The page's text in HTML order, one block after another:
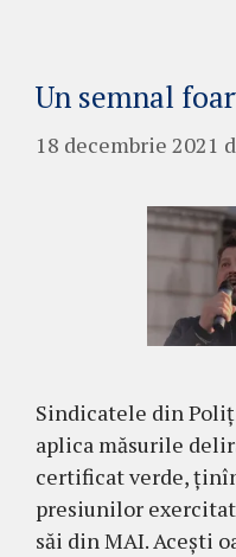
Un semnal
18 decembrie 2021
Sindicatele din
aplica măsurile
certificat verde,
presiunilor
săi din MAI. Acești